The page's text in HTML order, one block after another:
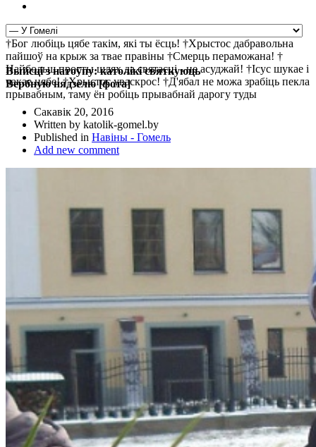
†Бог любіць цябе такім, які ты ёсць! †Хрыстос дабравольна
пайшоў на крыж за твае правіны †Смерць пераможана! †
Найбольш просты шлях да святасці - не асуджай! †Ісус шукае і
чакае цябе! †Хрыстос уваскрос! †Д'ябал не можа зрабіць пекла
прывабным, таму ён робіць прывабнай дарогу туды
Выйсці з натоўпу: католікі святкуюць
Вербную нядзелю [фота]
Сакавік 20, 2016
Written by katolik-gomel.by
Published in Навіны - Гомель
Add new comment